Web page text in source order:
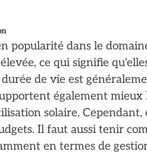
dans le
ce qui signifie
de vie est
également mieux
solaire.
Il faut aussi tenir
en termes de